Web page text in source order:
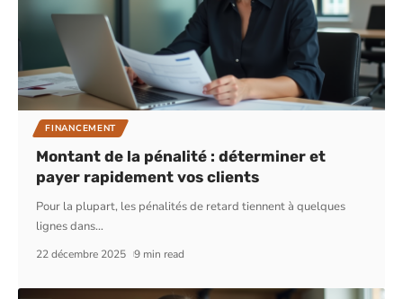
FINANCEMENT
Montant de la pénalité : déterminer et
payer rapidement vos clients
Pour la plupart, les pénalités de retard tiennent à quelques
lignes dans…
22 décembre 2025 9 min read